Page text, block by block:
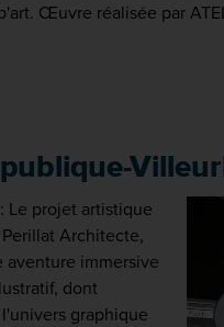
Œuvre réalisée par
: Le projet artistique
Architecte,
aventure immersive
dont
graphique